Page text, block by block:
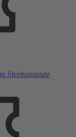
Stephansplatz